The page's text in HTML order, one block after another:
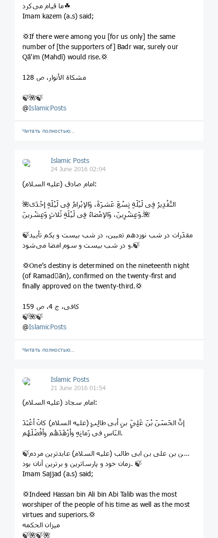
ما قیام می‌کرد☘
Imam kazem (a.s) said;
💢If there were among you [for us only] the same
number of [the supporters of] Badr war, surely our
Qā'im (Mahdī) would rise.💢
مشکاة الأنوار، ص 128
🍃🌺🍃
@IslamicPosts
Читать полностью…
Islamic Posts
24 June 2016 02:04
امام صادق (علیه‌ السلام):
🌺التَّقْدِیرُ فِی لَیْلَةِ تِسْعَ عَشرَةَ، وَالإبْرامُ فِی لَیْلَةِ إحْدَی
وَعِشْرِینَ، وَالإمْضاءُ فِی لَیْلَةِ ثَلاثٍ وَعِشْرینَ.🌺
🍃مقدّرات در شب نوزدهم تعیین، در شب بیست‌ و ‌یکم تأیید
و در شب بیست ‌و ‌سوم امضا می‌شود.🍃
💢One’s destiny is determined on the nineteenth night
(of Ramadān), confirmed on the twenty-first and
finally approved on the twenty-third.💢
کافی، ج 4، ص 159
🍃🌺🍃
@IslamicPosts
Читать полностью…
Islamic Posts
21 June 2016 01:54
امام سجاد (علیه السلام):
إنَّ الحَسَنَ بْنَ عَلِیٍّ بنِ أبی طالِبٍ (علیه السلام) کانَ أعْبَدَ
النّاسِ فی زَمانِهِ وأزْهَدَهُم وأفْضَلَهُم.
🍃حسن بن علی بن ابی طالب (علیه السلام) عابدترین مردم
زمان خود و پارساترین و برترین آنان بود. 🍃
Imam Sajjad (a.s) said;
💢Indeed Hassan bin Ali bin Abi Talib was the most
worshiper of the people of his time as well as the most
virtues and superiors.💢
میزان الحکمه
🍃🌺🍃🌺